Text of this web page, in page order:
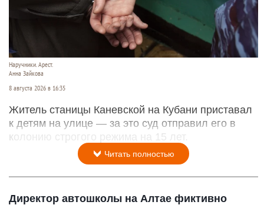
Наручники. Арест.
Анна Зайкова
8 августа 2026 в 16:35
Житель станицы Каневской на Кубани приставал
к детям на улице — за это суд отправил его в
колонию строгого режима на 15 лет.
Читать полностью
Директор автошколы на Алтае фиктивно